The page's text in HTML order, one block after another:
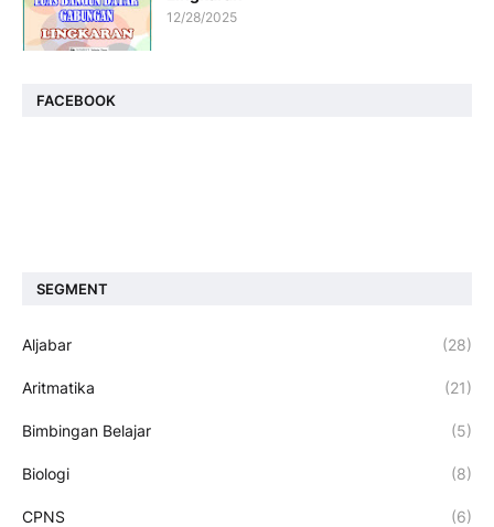
12/28/2025
FACEBOOK
SEGMENT
Aljabar (28)
Aritmatika (21)
Bimbingan Belajar (5)
Biologi (8)
CPNS (6)